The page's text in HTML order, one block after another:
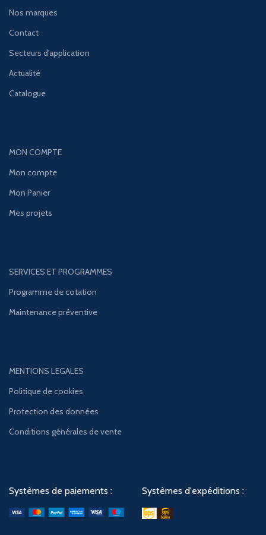
Nos marques
Contact
Secteurs d'application
Actualité
Catalogue
MON COMPTE
Mon compte
Mon Panier
Mes projets
SERVICES ET PROGRAMMES
Programme de cotation
Maintenance préventive
MENTIONS LEGALES
Politique de cookies
Protection des données
Conditions générales de vente
Systèmes de paiements : Systèmes d'expéditions :